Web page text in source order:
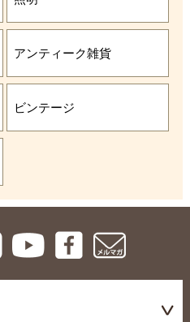
アンティーク雑貨
ビンテージ